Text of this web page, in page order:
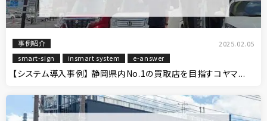
事例紹介
2025.02.05
smart-sign
insmart system e-answer
【システム導入事例】 静岡県内No.1の買取店を目指すコヤマ...